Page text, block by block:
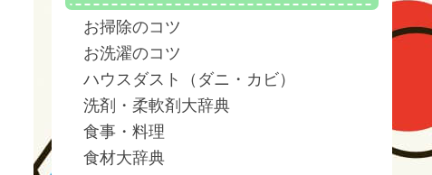
お掃除のコツ
お洗濯のコツ
ハウスダスト（ダニ・カビ）
洗剤・柔軟剤大辞典
食事・料理
食材大辞典